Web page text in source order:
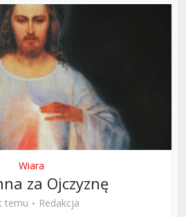
Wiara
za Ojczyznę
temu
Redakcja